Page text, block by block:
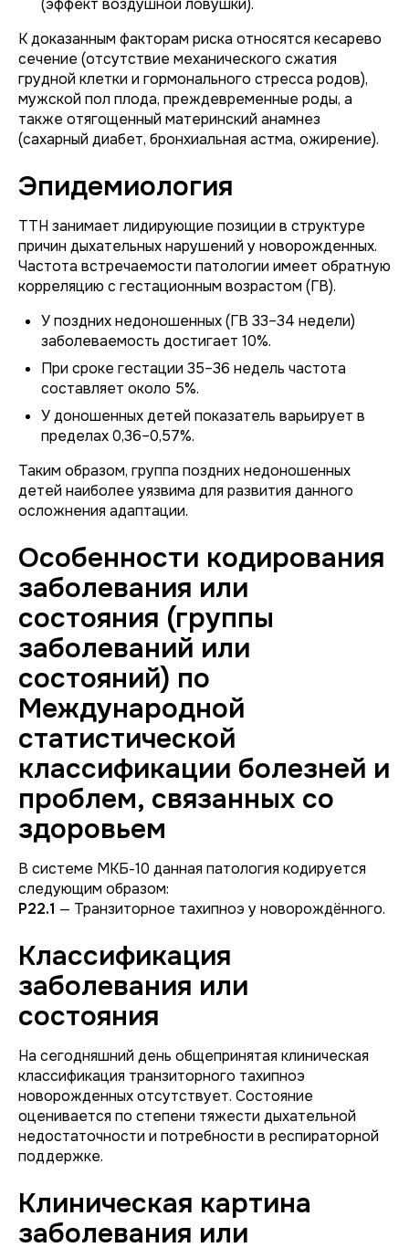
(эффект воздушной ловушки).
К доказанным факторам риска относятся кесарево
сечение (отсутствие механического сжатия
грудной клетки и гормонального стресса родов),
мужской пол плода, преждевременные роды, а
также отягощенный материнский анамнез
(сахарный диабет, бронхиальная астма, ожирение).
Эпидемиология
ТТН занимает лидирующие позиции в структуре
причин дыхательных нарушений у новорожденных.
Частота встречаемости патологии имеет обратную
корреляцию с гестационным возрастом (ГВ).
У поздних недоношенных (ГВ 33–34 недели)
заболеваемость достигает 10%.
При сроке гестации 35–36 недель частота
составляет около 5%.
У доношенных детей показатель варьирует в
пределах 0,36–0,57%.
Таким образом, группа поздних недоношенных
детей наиболее уязвима для развития данного
осложнения адаптации.
Особенности кодирования
заболевания или
состояния (группы
заболеваний или
состояний) по
Международной
статистической
классификации болезней и
проблем, связанных со
здоровьем
В системе МКБ-10 данная патология кодируется
следующим образом:
P22.1 — Транзиторное тахипноэ у новорождённого.
Классификация
заболевания или
состояния
На сегодняшний день общепринятая клиническая
классификация транзиторного тахипноэ
новорожденных отсутствует. Состояние
оценивается по степени тяжести дыхательной
недостаточности и потребности в респираторной
поддержке.
Клиническая картина
заболевания или